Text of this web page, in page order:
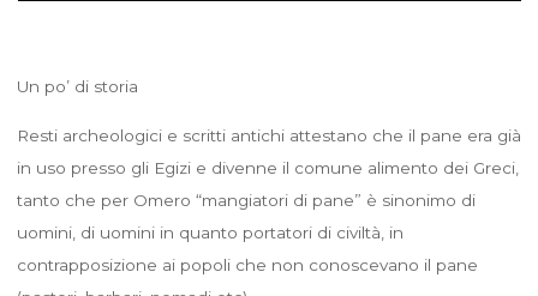
Un po’ di storia
Resti archeologici e scritti antichi attestano che il pane era già
in uso presso gli Egizi e divenne il comune alimento dei Greci,
tanto che per Omero “mangiatori di pane” è sinonimo di
uomini, di uomini in quanto portatori di civiltà, in
contrapposizione ai popoli che non conoscevano il pane